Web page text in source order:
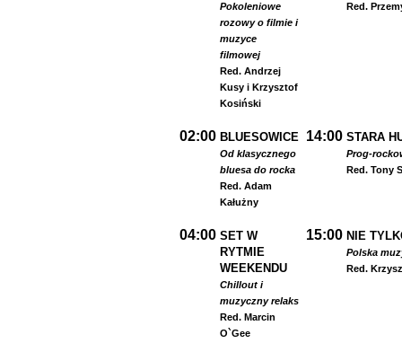
Pokoleniowe
rozowy o filmie i
muzyce
filmowej
Red. Andrzej
Kusy i Krzysztof
Kosiński
Red.
02:00 BLUESOWICE
Od klasycznego
bluesa do rocka
Red. Adam
Kałużny
14:00 STARA
Prog-
Red. Tony
04:00 SET W
RYTMIE
WEEKENDU
Chillout i
muzyczny relaks
Red. Marcin
O`Gee
15:00 NIE
Polska
Red.